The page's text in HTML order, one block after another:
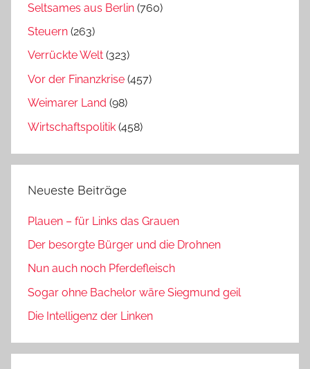
Seltsames aus Berlin (760)
Steuern (263)
Verrückte Welt (323)
Vor der Finanzkrise (457)
Weimarer Land (98)
Wirtschaftspolitik (458)
Neueste Beiträge
Plauen – für Links das Grauen
Der besorgte Bürger und die Drohnen
Nun auch noch Pferdefleisch
Sogar ohne Bachelor wäre Siegmund geil
Die Intelligenz der Linken